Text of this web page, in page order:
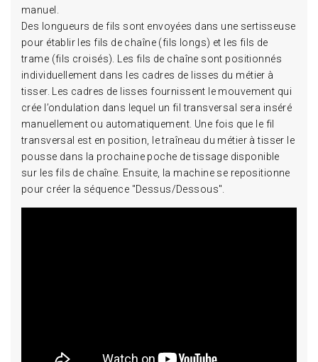
manuel.
Des longueurs de fils sont envoyées dans une sertisseuse
pour établir les fils de chaîne (fils longs) et les fils de
trame (fils croisés). Les fils de chaîne sont positionnés
individuellement dans les cadres de lisses du métier à
tisser. Les cadres de lisses fournissent le mouvement qui
crée l’ondulation dans lequel un fil transversal sera inséré
manuellement ou automatiquement. Une fois que le fil
transversal est en position, le traîneau du métier à tisser le
pousse dans la prochaine poche de tissage disponible
sur les fils de chaîne. Ensuite, la machine se repositionne
pour créer la séquence "Dessus/Dessous".